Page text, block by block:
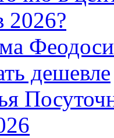
2026?
дешевле